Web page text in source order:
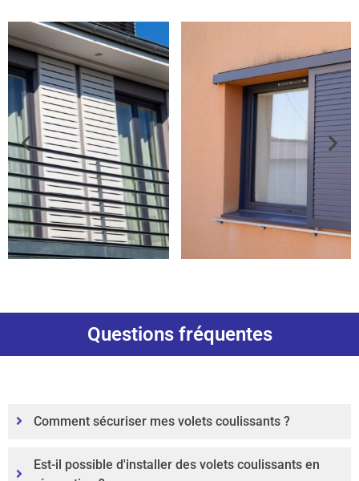
Questions fréquentes
Comment sécuriser mes volets coulissants ?
Est-il possible d'installer des volets coulissants en